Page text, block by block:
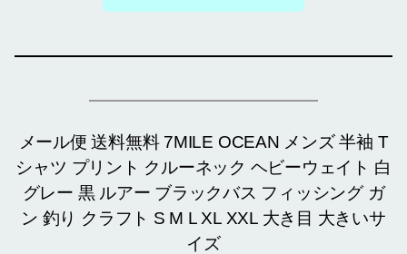
メール便 送料無料 7MILE OCEAN メンズ 半袖 T
シャツ プリント クルーネック ヘビーウェイト 白
グレー 黒 ルアー ブラックバス フィッシング ガ
ン 釣り クラフト S M L XL XXL 大き目 大きいサ
イズ